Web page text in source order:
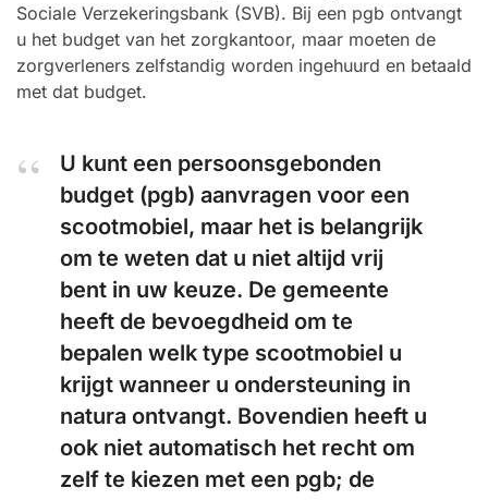
Sociale Verzekeringsbank (SVB). Bij een pgb ontvangt
u het budget van het zorgkantoor, maar moeten de
zorgverleners zelfstandig worden ingehuurd en betaald
met dat budget.
U kunt een persoonsgebonden
budget (pgb) aanvragen voor een
scootmobiel, maar het is belangrijk
om te weten dat u niet altijd vrij
bent in uw keuze. De gemeente
heeft de bevoegdheid om te
bepalen welk type scootmobiel u
krijgt wanneer u ondersteuning in
natura ontvangt. Bovendien heeft u
ook niet automatisch het recht om
zelf te kiezen met een pgb; de